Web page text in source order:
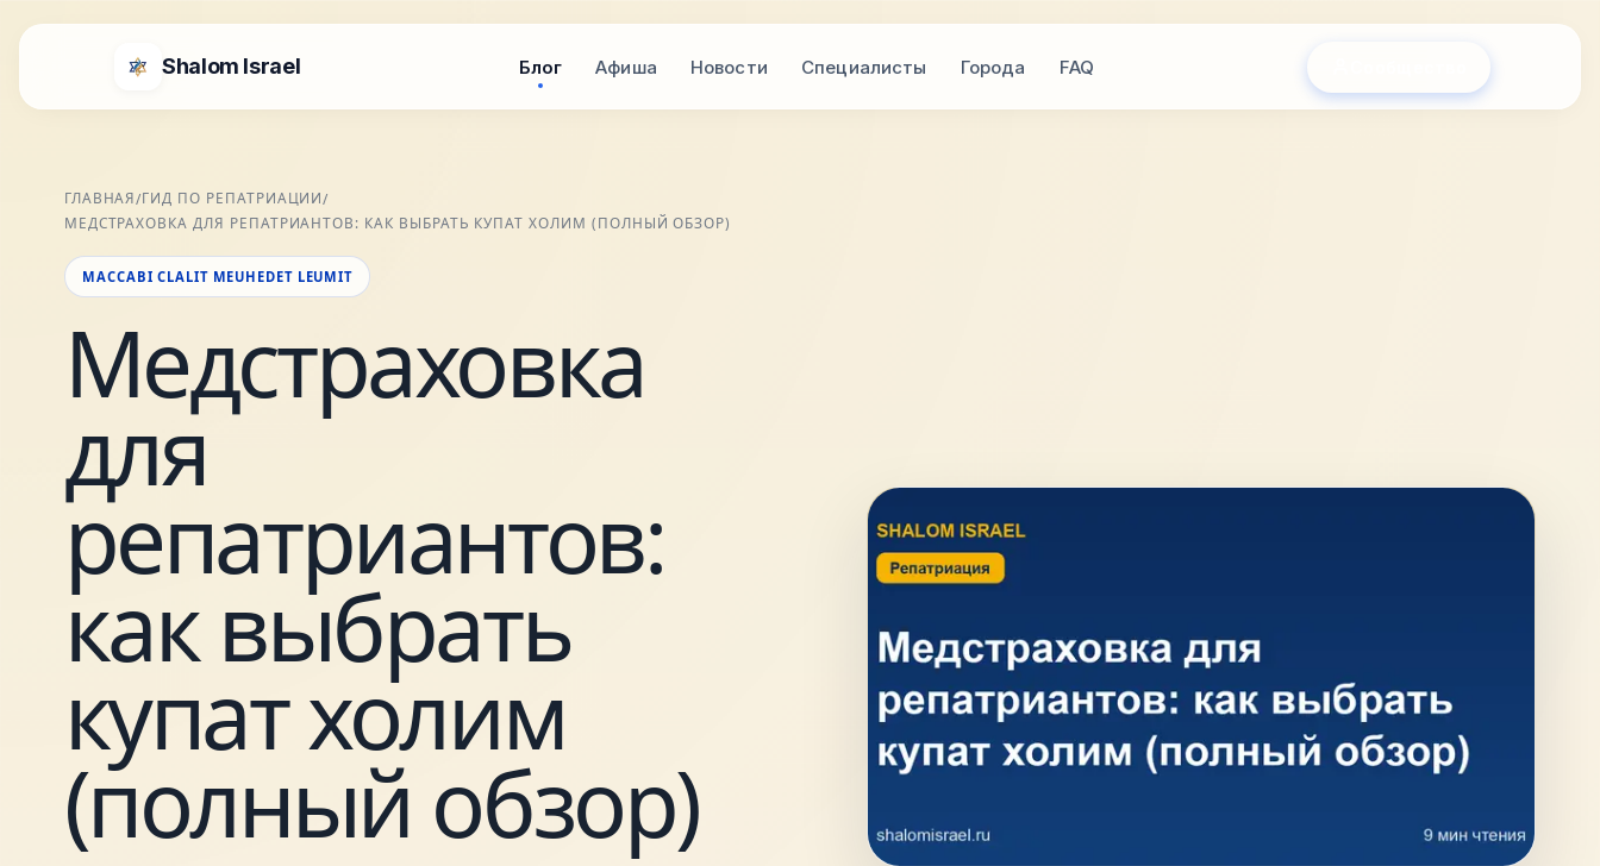
Shalom Israel Блог Афиша Новости Специалисты Города FAQ
ГЛАВНАЯ/ГИД ПО РЕПАТРИАЦИИ/
МЕДСТРАХОВКА ДЛЯ РЕПАТРИАНТОВ: КАК ВЫБРАТЬ КУПАТ ХОЛИМ (ПОЛНЫЙ ОБЗОР)
MACCABI CLALIT MEUHEDET LEUMIT
Медстраховка
для
репатриантов:
как выбрать
купат холим
(полный обзор)